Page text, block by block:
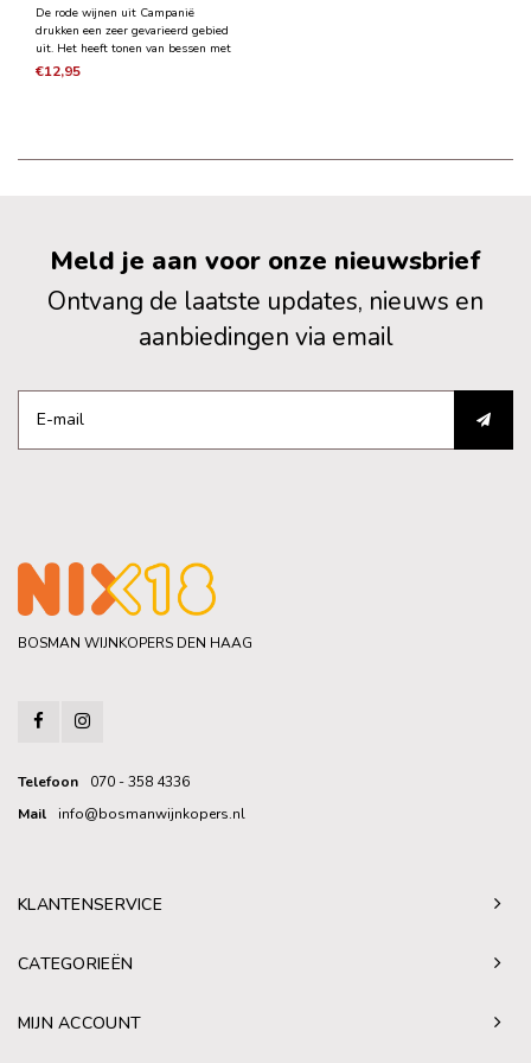
De rode wijnen uit Campanië
drukken een zeer gevarieerd gebied
uit. Het heeft tonen van bessen met
in de mond veel fruit en elegante
tannines waarin de tertiaire geuren
€12,95
Meld je aan voor onze nieuwsbrief
Ontvang de laatste updates, nieuws en
aanbiedingen via email
BOSMAN WIJNKOPERS DEN HAAG
Telefoon
070 - 358 4336
Mail
info@bosmanwijnkopers.nl
KLANTENSERVICE
CATEGORIEËN
MIJN ACCOUNT